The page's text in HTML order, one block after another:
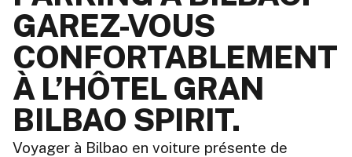
GAREZ-VOUS
CONFORTABLEMENT
À L’HÔTEL GRAN
BILBAO SPIRIT.
Voyager à Bilbao en voiture présente de